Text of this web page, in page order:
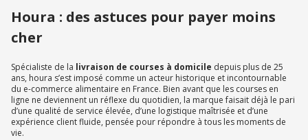
Houra : des astuces pour payer moins
cher
Spécialiste de la livraison de courses à domicile depuis plus de 25
ans, houra s’est imposé comme un acteur historique et incontournable
du e-commerce alimentaire en France. Bien avant que les courses en
ligne ne deviennent un réflexe du quotidien, la marque faisait déjà le pari
d’une qualité de service élevée, d’une logistique maîtrisée et d’une
expérience client fluide, pensée pour répondre à tous les moments de
vie.